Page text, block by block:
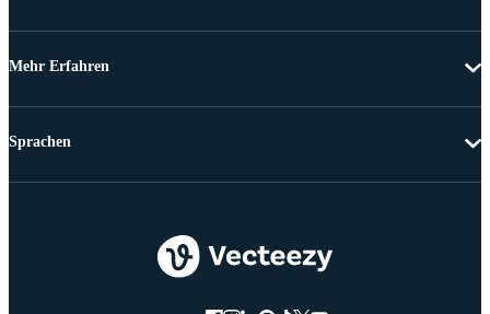
Mehr Erfahren
Sprachen